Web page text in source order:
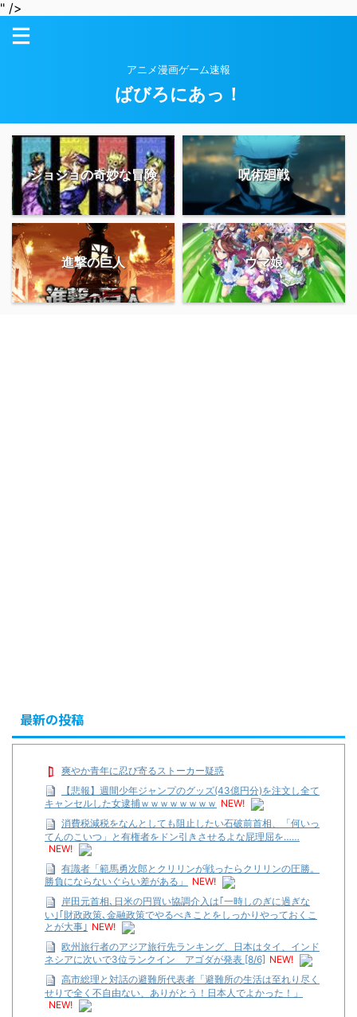
" />
アニメ漫画ゲーム速報
ばびろにあっ！
ジョジョの奇妙な冒険 呪術廻戦
進撃の巨人 ウマ娘
最新の投稿
爽やか青年に忍び寄るストーカー疑惑
【悲報】週間少年ジャンプのグッズ(43億円分)を注文し全て
キャンセルした女逮捕ｗｗｗｗｗｗｗｗ NEW!
消費税減税をなんとしても阻止したい石破前首相、「何いっ
てんのこいつ」と有権者をドン引きさせるよな屁理屈を……
NEW!
有識者「範馬勇次郎とクリリンが戦ったらクリリンの圧勝。
勝負にならないぐらい差がある」
NEW!
岸田元首相､日米の円買い協調介入は｢一時しのぎに過ぎな
い｣｢財政政策､金融政策でやるべきことをしっかりやっておくこ
とが大事｣ NEW!
欧州旅行者のアジア旅行先ランキング、日本はタイ、インド
ネシアに次いで3位ランクイン アゴダが発表 [8/6] NEW!
高市総理と対話の避難所代表者「避難所の生活は至れり尽く
せりで全く不自由ない、ありがとう！日本人でよかった！」
NEW!